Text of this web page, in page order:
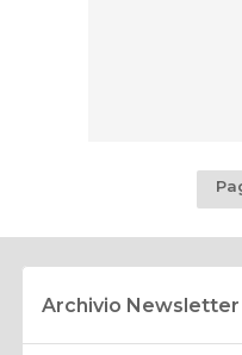
Archivio Newsletter